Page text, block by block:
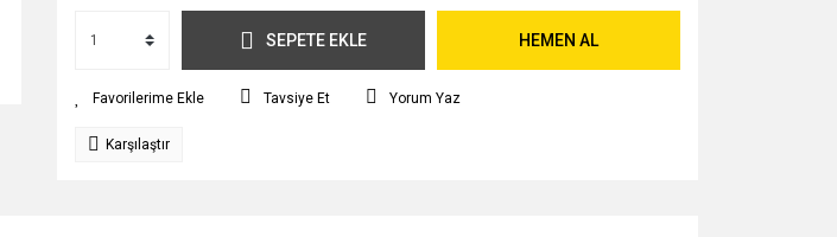
SEPETE EKLE HEMEN AL
Tavsiye Et Yorum Yaz
Karşılaştır